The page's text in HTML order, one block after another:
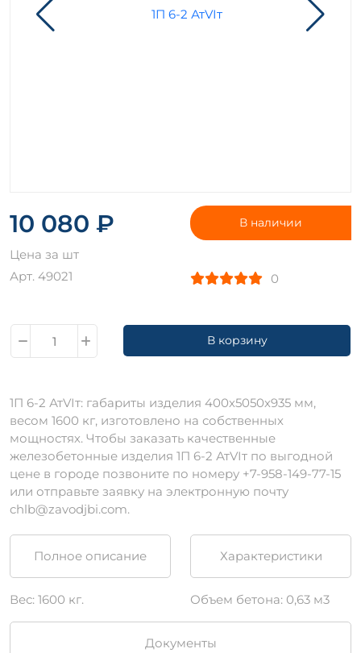
10 080 ₽
Цена за шт
Арт. 49021
В наличии
0
В корзину
1П 6-2 АтVIт: габариты изделия 400х5050х935 мм,
весом 1600 кг, изготовлено на собственных
мощностях. Чтобы заказать качественные
железобетонные изделия 1П 6-2 АтVIт по выгодной
цене в городе позвоните по номеру +7-958-149-77-15
или отправьте заявку на электронную почту
chlb@zavodjbi.com.
Полное описание Характеристики
Вес: 1600 кг. Объем бетона: 0,63 м3
Документы